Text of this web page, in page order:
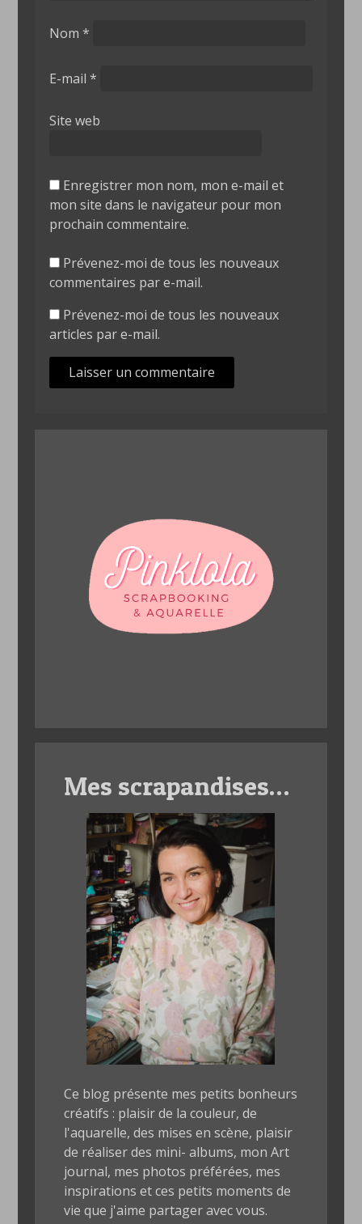
Nom *
E-mail *
Site web
Enregistrer mon nom, mon e-mail et
mon site dans le navigateur pour mon
prochain commentaire.
Prévenez-moi de tous les nouveaux
commentaires par e-mail.
Prévenez-moi de tous les nouveaux
articles par e-mail.
Mes scrapandises…
Ce blog présente mes petits bonheurs
créatifs : plaisir de la couleur, de
l'aquarelle, des mises en scène, plaisir
de réaliser des mini- albums, mon Art
journal, mes photos préférées, mes
inspirations et ces petits moments de
vie que j'aime partager avec vous.